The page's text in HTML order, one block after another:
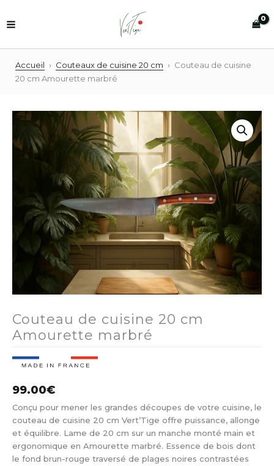
au
Accueil › Couteaux de cuisine 20 cm › Couteau de cuisine
20 cm Amourette marbré
Couteau de cuisine 20 cm
Amourette marbré
99.00€
Conçu pour mener les grandes découpes de votre cuisine, le
couteau de cuisine 20 cm Vert’Tige offre puissance, allonge
et équilibre. Lame de 20 cm sur un manche monté main et
ergonomique en Amourette marbré. Essence de bois dont
le fond brun-rouge traversé de plages noires contrastées